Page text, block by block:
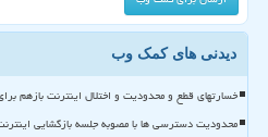
دیدنی های کمک وب
خسارتهای قطع و محدودیت و اختلال اینترنت بازهم
محدودیت دسترسی ها با مصوبه جلسه بازگشایی